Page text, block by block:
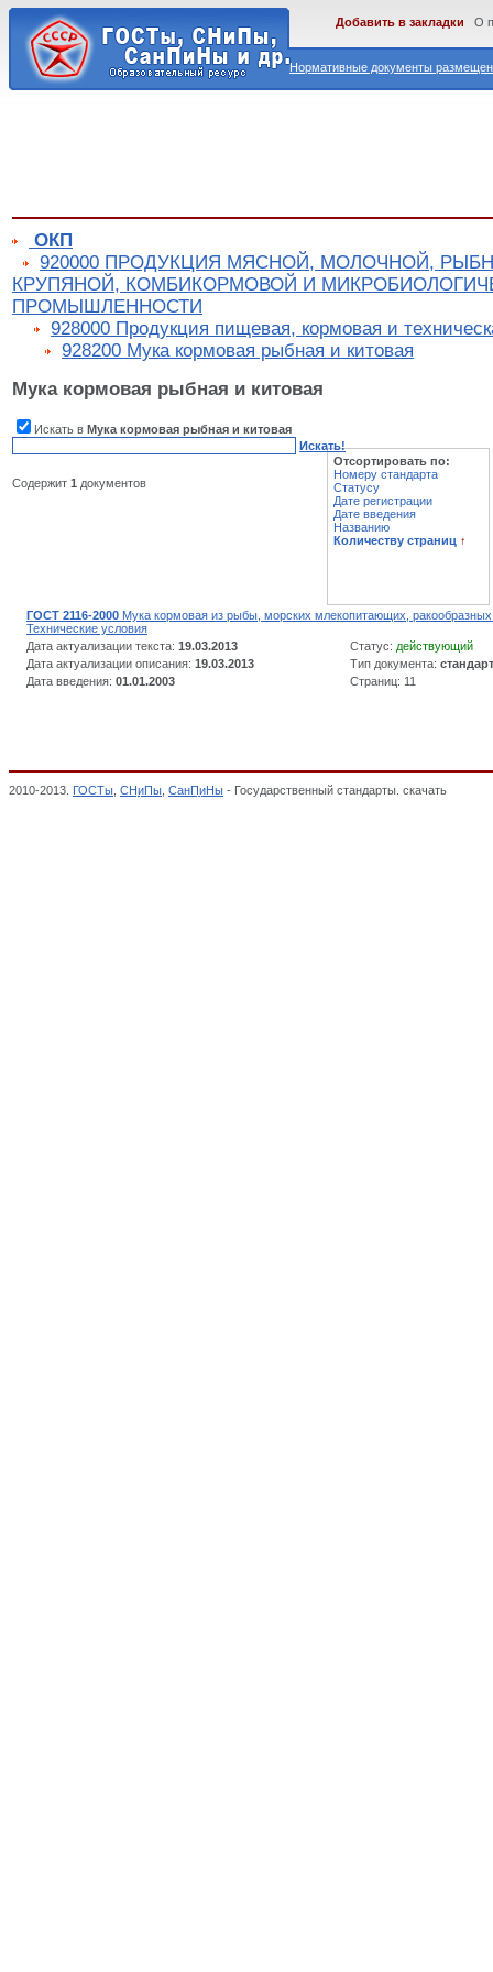
Нормативные документы
Добавить в закладки О
ОКП
920000 ПРОДУКЦИЯ МЯСНОЙ, МОЛОЧНОЙ,
КРУПЯНОЙ, КОМБИКОРМОВОЙ И
ПРОМЫШЛЕННОСТИ
928000 Продукция пищевая, кормовая и
928200 Мука кормовая рыбная и китовая
Мука кормовая рыбная и китовая
Искать в Мука кормовая рыбная и китовая
Искать!
Содержит 1 документов
Отсортировать по:
Номеру стандарта
Статусу
Дате регистрации
Дате введения
Названию
Количеству страниц ↑
ГОСТ 2116-2000 Мука кормовая из рыбы, морских млекопитающих,
Технические условия
Дата актуализации текста: 19.03.2013 Статус: действующий
Дата актуализации описания: 19.03.2013 Тип документа: стандарт
Дата введения: 01.01.2003 Страниц: 11
2010-2013. ГОСТы СНиПы СанПиНы - Государственный стандарты. скачать